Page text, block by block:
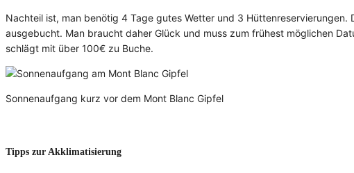
Nachteil ist, man benötig 4 Tage gutes Wetter und 3
ausgebucht. Man braucht daher Glück und muss zum frühest möglichen
schlägt mit über 100€ zu Buche.
Sonnenaufgang kurz vor dem Mont Blanc Gipfel
Tipps zur Akklimatisierung